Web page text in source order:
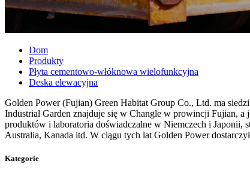
Dom
Produkty
Płyta cementowo-włóknowa wielofunkcyjna
Deska elewacyjna
Golden Power (Fujian) Green Habitat Group Co., Ltd. ma
Industrial Garden znajduje się w Changle w prowincji Fujian,
produktów i laboratoria doświadczalne w Niemczech i Japonii,
Australia, Kanada itd. W ciągu tych lat Golden Power
Kategorie